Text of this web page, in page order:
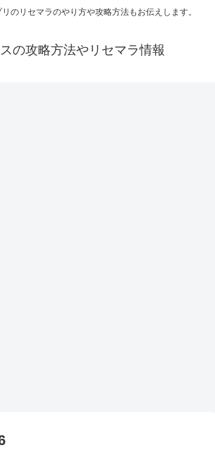
のリセマラのやり方や攻略方法もお伝えします。
の攻略方法やリセマラ情報